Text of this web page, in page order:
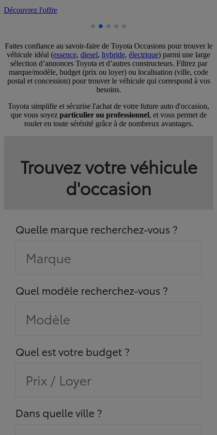
Faites confiance au savoir-faire de Toyota Occasions pour trouver le
véhicule idéal (essence, diesel, hybride, électrique) parmi une large
sélection d’annonces Toyota et d’autres constructeurs. Filtrez par
marque/modèle, budget (prix ou loyer) ou localisation (ville, code
postal et concession) pour trouver le véhicule qui correspond à vos
besoins.
Toyota simplifie et sécurise l'achat de votre future auto d'occasion,
que vous soyez particulier ou professionnel, et vous permet de
rouler en toute sérénité grâce à de nombreux avantages.
Trouvez votre véhicule
d'occasion
Quelle marque recherchez-vous ?
Marque
Quel modèle recherchez-vous ?
Modèle
Quel est votre budget ?
Prix / Loyer
Dans quelle ville ?